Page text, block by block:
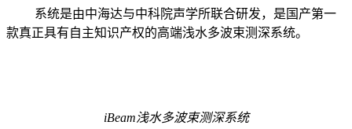
系统是由中海达与中科院声学所联合研发，是国产第一
款真正具有自主知识产权的高端浅水多波束测深系统。
iBeam浅水多波束测深系统